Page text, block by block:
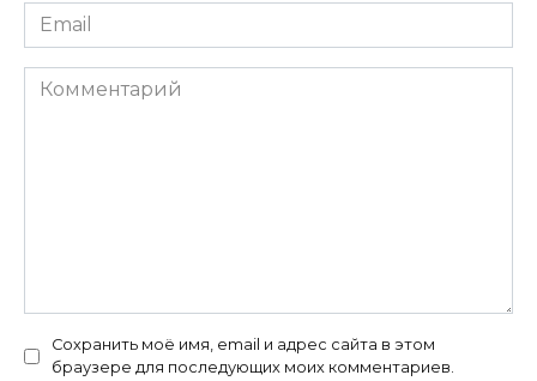
Email
*
Комментарий
Сохранить моё имя, email и адрес сайта в этом
браузере для последующих моих комментариев.